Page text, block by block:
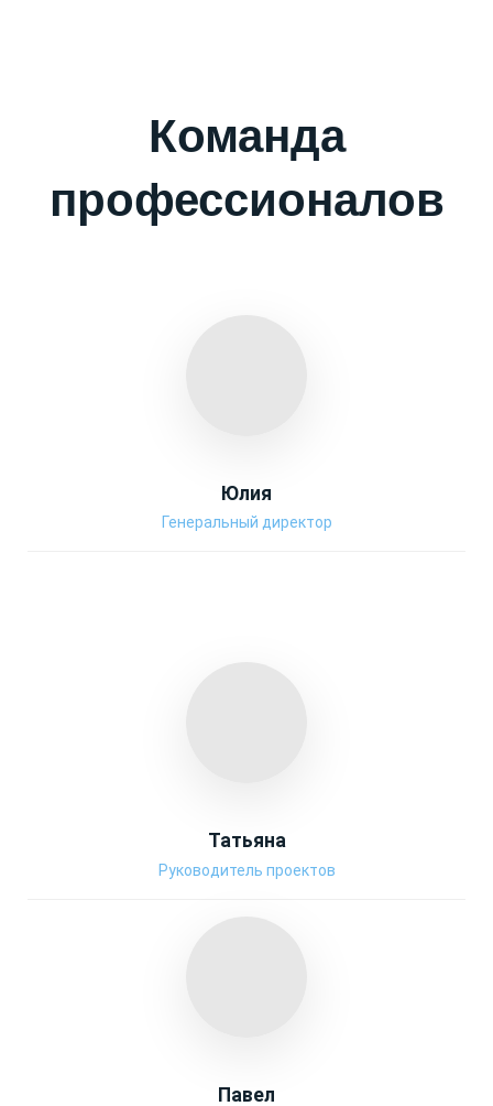
Команда
профессионалов
Юлия
Генеральный директор
Татьяна
Руководитель проектов
Павел